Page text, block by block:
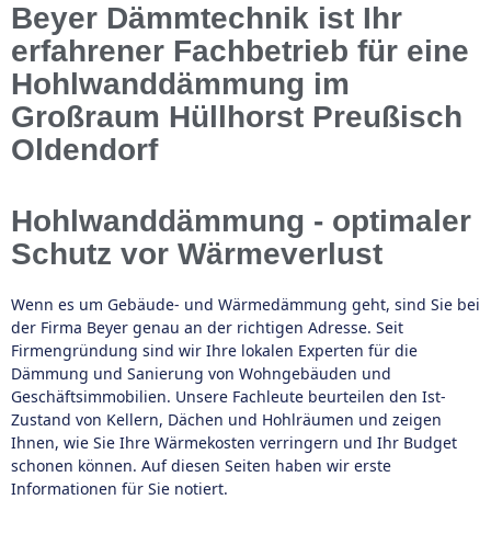
Beyer Dämmtechnik ist Ihr
erfahrener Fachbetrieb für eine
Hohlwanddämmung im
Großraum Hüllhorst Preußisch
Oldendorf
Hohlwanddämmung - optimaler
Schutz vor Wärmeverlust
Wenn es um Gebäude- und Wärmedämmung geht, sind Sie bei
der Firma Beyer genau an der richtigen Adresse. Seit
Firmengründung sind wir Ihre lokalen Experten für die
Dämmung und Sanierung von Wohngebäuden und
Geschäftsimmobilien. Unsere Fachleute beurteilen den Ist-
Zustand von Kellern, Dächen und Hohlräumen und zeigen
Ihnen, wie Sie Ihre Wärmekosten verringern und Ihr Budget
schonen können. Auf diesen Seiten haben wir erste
Informationen für Sie notiert.